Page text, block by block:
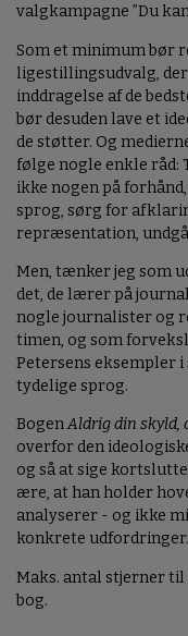
valgkampagne ”Du
Som et minimum bør
ligestillingsudvalg,
inddragelse af de
bør desuden lave et
de støtter. Og
følge nogle enkle råd:
ikke nogen på
sprog, sørg for
repræsentation,
Men, tænker jeg som
det, de lærer på
nogle journalister og
timen, og som
Petersens eksempler
tydelige sprog.
BogenAldrig din skyld,
overfor den
og så at sige
ære, at han holder
analyserer - og ikke
konkrete udfordringer.
Maks. antal stjerner til
bog.